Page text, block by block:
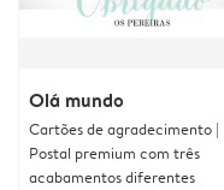
Olá mundo
Cartões de agradecimento |
Postal premium com três
acabamentos diferentes